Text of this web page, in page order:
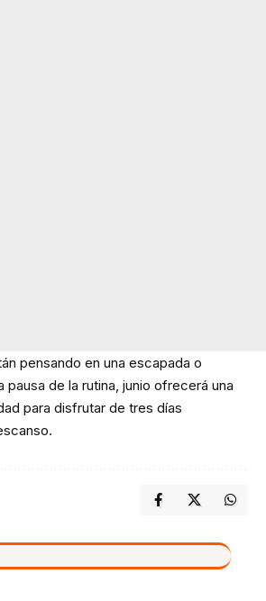
pensando en una escapada o
pausa de la rutina, junio ofrecerá una
para disfrutar de tres días